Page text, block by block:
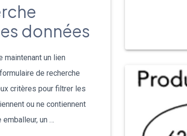
données
maintenant un lien
de recherche
critères pour filtrer les
ou ne contiennent
emballeur, un …